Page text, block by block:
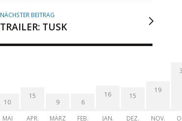
NÄCHSTER BEITRAG
TRAILER: TUSK
10
MAI
15
APR.
9
MÄRZ
6
FEB.
16
JAN.
15
DEZ.
19
NOV.